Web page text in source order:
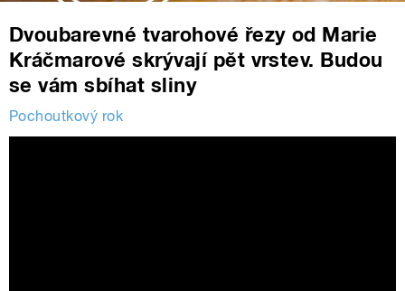
Dvoubarevné tvarohové řezy od Marie
Kráčmarové skrývají pět vrstev. Budou
se vám sbíhat sliny
Pochoutkový rok